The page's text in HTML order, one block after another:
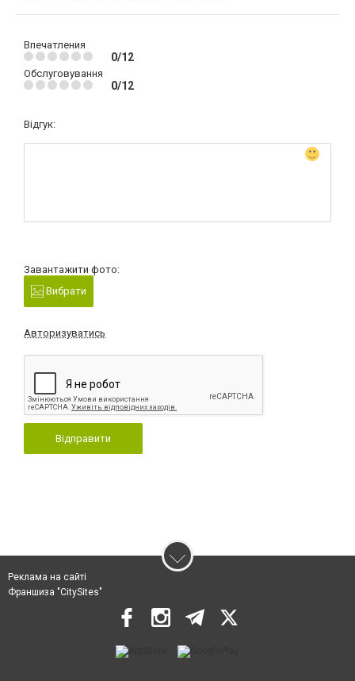
Впечатления
0/12
Обслуговування
0/12
Відгук:
Завантажити фото:
Вибрати
Авторизуватись
Відправити
Реклама на сайті
Франшиза "CitySites"